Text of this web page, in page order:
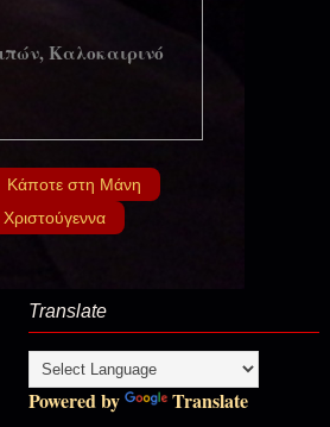
Καλοκαιρινό
Καλοκαιρινό
Καλοκαιρινό
Καλοκαιρινό
Κάποτε στη Μάνη
Χριστούγεννα
Translate
Powered by Translate